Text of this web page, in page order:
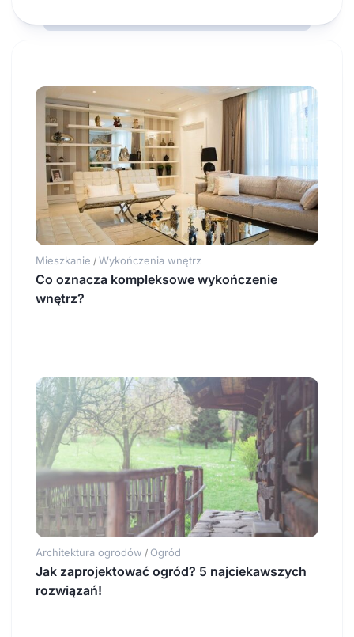
Mieszkanie / Wykończenia wnętrz
Co oznacza kompleksowe wykończenie
wnętrz?
Architektura ogrodów / Ogród
Jak zaprojektować ogród? 5 najciekawszych
rozwiązań!